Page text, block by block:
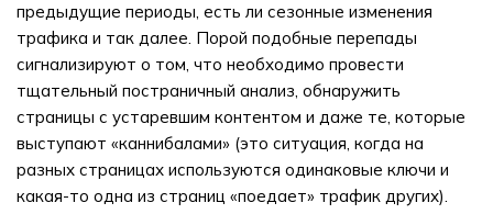
предыдущие периоды, есть ли сезонные изменения
трафика и так далее. Порой подобные перепады
сигнализируют о том, что необходимо провести
тщательный постраничный анализ, обнаружить
страницы с устаревшим контентом и даже те, которые
выступают «каннибалами» (это ситуация, когда на
разных страницах используются одинаковые ключи и
какая-то одна из страниц «поедает» трафик других).